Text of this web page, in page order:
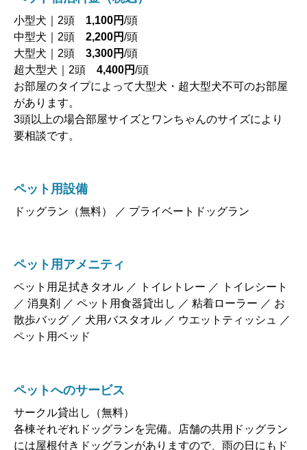
小型犬｜2頭 1,100円/頭
中型犬｜2頭 2,200円/頭
大型犬｜2頭 3,300円/頭
超大型犬｜2頭 4,400円/頭
お部屋のタイプによって大型犬・超大型犬不可のお部屋
があります。
3頭以上の場合部屋サイズとワンちゃんのサイズにより
要相談です。
ペット用設備
ドッグラン（無料） ／ プライベートドッグラン
ペット用アメニティ
ペット用足拭きタオル ／ トイレトレー ／ トイレシート
／ 消臭剤 ／ ペット用食器貸出し ／ 粘着ローラー ／ お
散歩バッグ ／ 犬用バスタオル ／ ウエットティッシュ ／
ペット用ベッド
ペットへのサービス
サークル貸出し（無料）
各棟それぞれドッグランを完備。店舗の共用ドッグラン
には屋根付きドッグランがありますので、雨の日にもド